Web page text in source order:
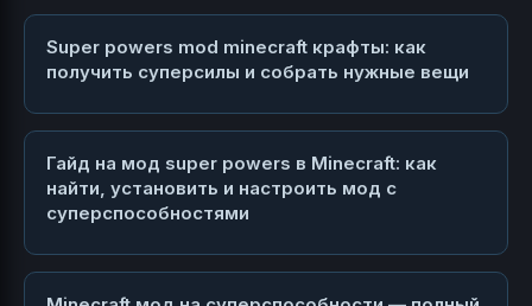
Super powers mod minecraft крафты: как
получить суперсилы и собрать нужные вещи
Гайд на мод super powers в Minecraft: как
найти, установить и настроить мод с
суперспособностями